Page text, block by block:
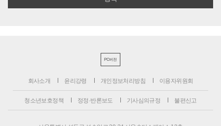
PC버전
회사소개 윤리강령 개인정보처리방침 이용자위원회
청소년보호정책 정정·반론보도 기사심의규정 불편신고